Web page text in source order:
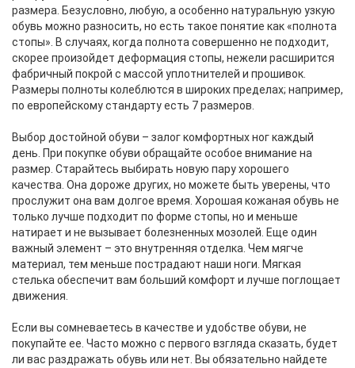
размера. Безусловно, любую, а особенно натуральную узкую
обувь можно разносить, но есть такое понятие как «полнота
стопы». В случаях, когда полнота совершенно не подходит,
скорее произойдет деформация стопы, нежели расширится
фабричный покрой с массой уплотнителей и прошивок.
Размеры полноты колеблются в широких пределах; например,
по европейскому стандарту есть 7 размеров.
Выбор достойной обуви – залог комфортных ног каждый
день. При покупке обуви обращайте особое внимание на
размер. Старайтесь выбирать новую пару хорошего
качества. Она дороже других, но можете быть уверены, что
прослужит она вам долгое время. Хорошая кожаная обувь не
только лучше подходит по форме стопы, но и меньше
натирает и не вызывает болезненных мозолей. Еще один
важный элемент – это внутренняя отделка. Чем мягче
материал, тем меньше пострадают наши ноги. Мягкая
стелька обеспечит вам больший комфорт и лучше поглощает
движения.
Если вы сомневаетесь в качестве и удобстве обуви, не
покупайте ее. Часто можно с первого взгляда сказать, будет
ли вас раздражать обувь или нет. Вы обязательно найдете